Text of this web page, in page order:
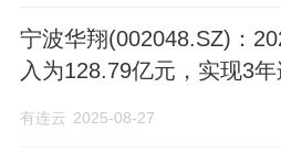
宁波华翔(002048.SZ)：
入为128.79亿元，实现3
有连云 2025-08-27